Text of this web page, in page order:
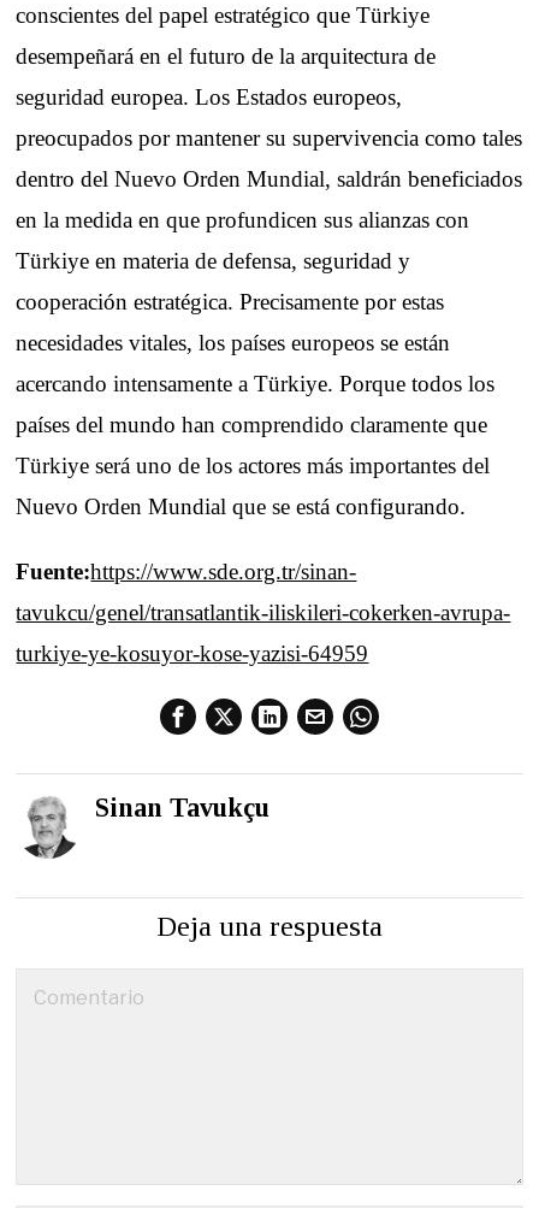
conscientes del papel estratégico que Türkiye
desempeñará en el futuro de la arquitectura de
seguridad europea. Los Estados europeos,
preocupados por mantener su supervivencia como tales
dentro del Nuevo Orden Mundial, saldrán beneficiados
en la medida en que profundicen sus alianzas con
Türkiye en materia de defensa, seguridad y
cooperación estratégica. Precisamente por estas
necesidades vitales, los países europeos se están
acercando intensamente a Türkiye. Porque todos los
países del mundo han comprendido claramente que
Türkiye será uno de los actores más importantes del
Nuevo Orden Mundial que se está configurando.
Fuente:https://www.sde.org.tr/sinan-
tavukcu/genel/transatlantik-iliskileri-cokerken-avrupa-
turkiye-ye-kosuyor-kose-yazisi-64959
Sinan Tavukçu
Deja una respuesta